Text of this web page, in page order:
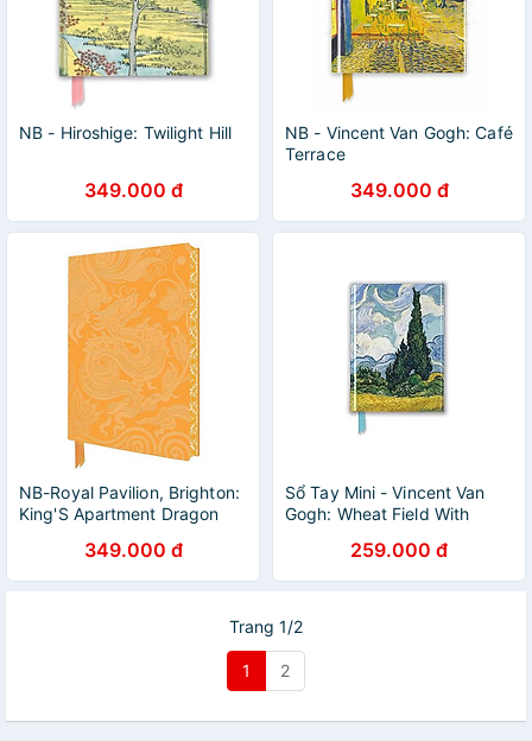
NB - Hiroshige: Twilight Hill
349.000 đ
NB - Vincent Van Gogh: Café
Terrace
349.000 đ
NB-Royal Pavilion, Brighton:
King'S Apartment Dragon
Notebook349.000 đ
Sổ Tay Mini - Vincent Van
Gogh: Wheat Field With
259.000 đ
Trang 1/2
1 2